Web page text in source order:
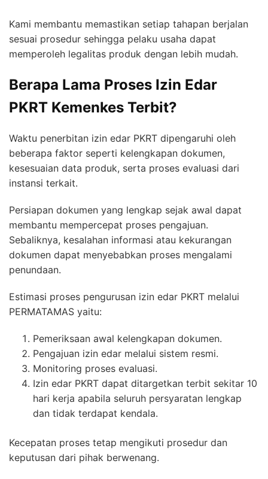
Kami membantu memastikan setiap tahapan berjalan
sesuai prosedur sehingga pelaku usaha dapat
memperoleh legalitas produk dengan lebih mudah.
Berapa Lama Proses Izin Edar
PKRT Kemenkes Terbit?
Waktu penerbitan izin edar PKRT dipengaruhi oleh
beberapa faktor seperti kelengkapan dokumen,
kesesuaian data produk, serta proses evaluasi dari
instansi terkait.
Persiapan dokumen yang lengkap sejak awal dapat
membantu mempercepat proses pengajuan.
Sebaliknya, kesalahan informasi atau kekurangan
dokumen dapat menyebabkan proses mengalami
penundaan.
Estimasi proses pengurusan izin edar PKRT melalui
PERMATAMAS yaitu:
Pemeriksaan awal kelengkapan dokumen.
Pengajuan izin edar melalui sistem resmi.
Monitoring proses evaluasi.
Izin edar PKRT dapat ditargetkan terbit sekitar 10
hari kerja apabila seluruh persyaratan lengkap
dan tidak terdapat kendala.
Kecepatan proses tetap mengikuti prosedur dan
keputusan dari pihak berwenang.